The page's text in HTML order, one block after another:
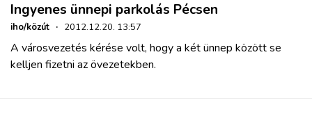
Ingyenes ünnepi parkolás Pécsen
iho/közút · 2012.12.20. 13:57
A városvezetés kérése volt, hogy a két ünnep között se
kelljen fizetni az övezetekben.